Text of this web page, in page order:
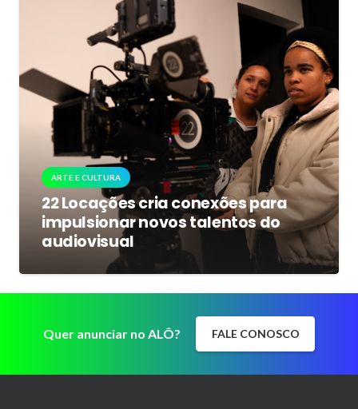
ARTE E CULTURA
22 Locações cria conexões para
impulsionar novos talentos do
audiovisual
Quer anunciar no ALÔ? FALE CONOSCO